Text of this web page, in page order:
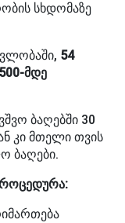
სხდომაზე
54
მდე
ბაღებში 30
კი მთელი თვის
ბაღები.